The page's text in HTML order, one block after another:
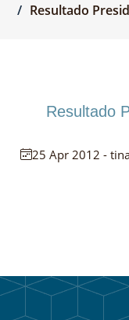
Resultado
Resultado
25 Apr 2012 -